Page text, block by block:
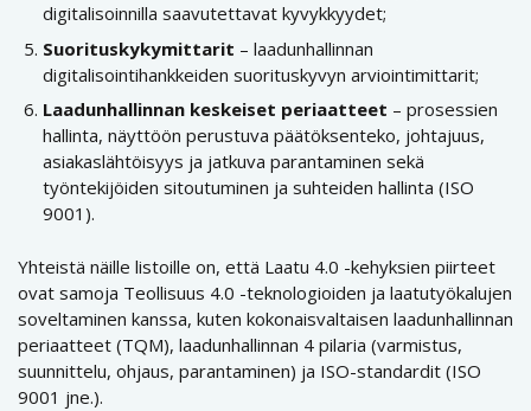
digitalisoinnilla saavutettavat kyvykkyydet;
Suorituskykymittarit – laadunhallinnan
digitalisointihankkeiden suorituskyvyn arviointimittarit;
Laadunhallinnan keskeiset periaatteet – prosessien
hallinta, näyttöön perustuva päätöksenteko, johtajuus,
asiakaslähtöisyys ja jatkuva parantaminen sekä
työntekijöiden sitoutuminen ja suhteiden hallinta (ISO
9001).
Yhteistä näille listoille on, että Laatu 4.0 -kehyksien piirteet
ovat samoja Teollisuus 4.0 -teknologioiden ja laatutyökalujen
soveltaminen kanssa, kuten kokonaisvaltaisen laadunhallinnan
periaatteet (TQM), laadunhallinnan 4 pilaria (varmistus,
suunnittelu, ohjaus, parantaminen) ja ISO-standardit (ISO
9001 jne.).